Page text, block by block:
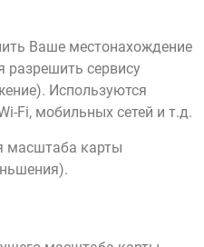
Ваше местонахождение
разрешить сервису
Используются
Fi, мобильных сетей и т.д.
масштаба карты